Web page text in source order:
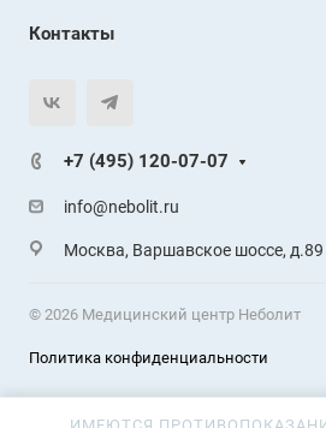
Контакты
+7 (495) 120-07-07
info@nebolit.ru
Москва, Варшавское шоссе, д.89
© 2026 Медицинский центр Неболит
Политика конфиденциальности